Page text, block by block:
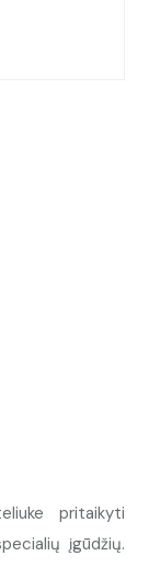
pritaikyti
įgūdžių.